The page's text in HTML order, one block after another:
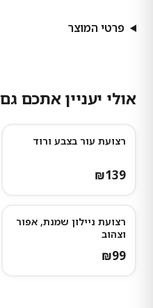
פרטי המוצר
אולי יעניין אתכם גם
נותרו מעט
רצועת עור בצבע ורוד
₪139
רצועת ניילון שמנת, אפור
וצהוב
₪99